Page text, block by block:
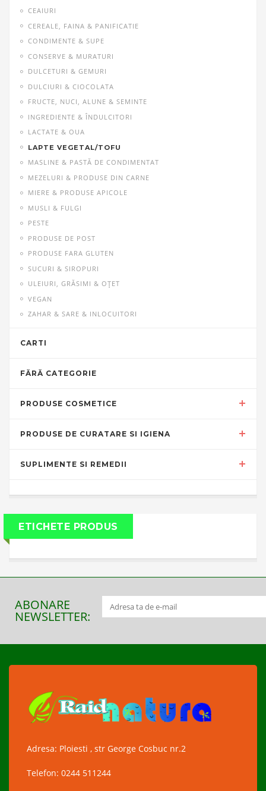
CEAIURI
CEREALE, FAINA & PANIFICATIE
CONDIMENTE & SUPE
CONSERVE & MURATURI
DULCETURI & GEMURI
DULCIURI & CIOCOLATA
FRUCTE, NUCI, ALUNE & SEMINTE
INGREDIENTE & ÎNDULCITORI
LACTATE & OUA
LAPTE VEGETAL/TOFU
MASLINE & PASTĂ DE CONDIMENTAT
MEZELURI & PRODUSE DIN CARNE
MIERE & PRODUSE APICOLE
MUSLI & FULGI
PESTE
PRODUSE DE POST
PRODUSE FARA GLUTEN
SUCURI & SIROPURI
ULEIURI, GRĂSIMI & OŢET
VEGAN
ZAHAR & SARE & INLOCUITORI
CARTI
FĂRĂ CATEGORIE
PRODUSE COSMETICE
PRODUSE DE CURATARE SI IGIENA
SUPLIMENTE SI REMEDII
ETICHETE PRODUS
ABONARE
NEWSLETTER:
Adresa: Ploiesti , str George Cosbuc nr.2
Telefon: 0244 511244